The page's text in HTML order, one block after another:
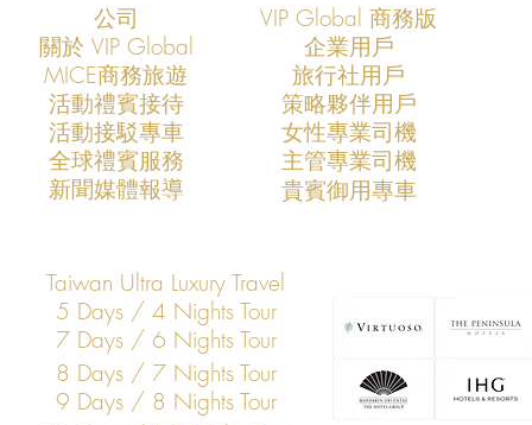
VIP Global：定義未來十年的亞
太企業高層安全新標準
VIP Global
市場的專業
公司
VIP Global 商務版
關於 VIP Global
企業用戶
​MICE商務旅遊
旅行社用戶
​活動禮賓接待
策略夥伴用戶
活動接駁專車
​全球禮賓服務
​新聞媒體報導
​女性專業司機
​主管專業司機
​貴賓御用專車
Taiwan Ultra Luxury Travel
5 Days / 4 Nights Tour
7 Days / 6 Nights Tour
8 Days / 7 Nights Tour
9 Days / 8 Nights Tour